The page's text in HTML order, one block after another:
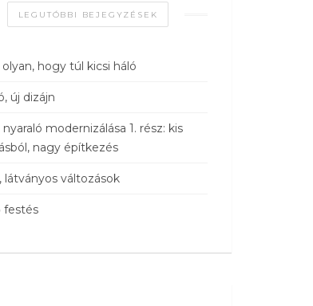
LEGUTÓBBI BEJEGYZÉSEK
olyan, hogy túl kicsi háló
új dizájn
modernizálása 1. rész: kis
nagy építkezés
látványos változások
festés